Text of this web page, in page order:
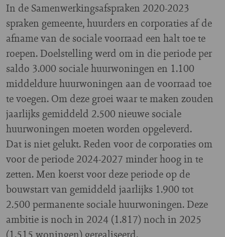
In de Samenwerkingsafspraken 2020-2023
spraken gemeente, huurders en corporaties af de
afname van de sociale voorraad een halt toe te
roepen. Doelstelling werd om in die periode per
saldo 3.000 sociale huurwoningen en 1.100
middeldure huurwoningen aan de voorraad toe
te voegen. Om deze groei waar te maken zouden
jaarlijks gemiddeld 2.500 nieuwe sociale
huurwoningen moeten worden opgeleverd.
Dat is niet gelukt. Reden voor de corporaties om
voor de periode 2024-2027 minder hoog in te
zetten. Men koerst voor deze periode op de
bouwstart van gemiddeld jaarlijks 1.900 tot
2.500 permanente sociale huurwoningen. Deze
ambitie is noch in 2024 (1.817) noch in 2025